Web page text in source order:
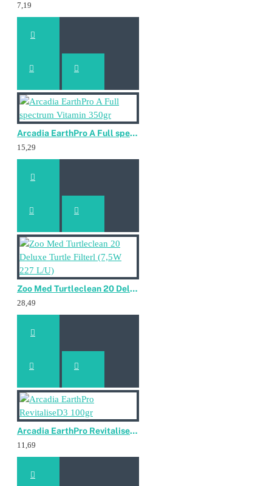
7,19
Arcadia EarthPro A Full spectrum Vitamin 350gr
15,29
Zoo Med Turtleclean 20 Deluxe Turtle Filterl (7,5W 227 L/U)
28,49
Arcadia EarthPro RevitaliseD3 100gr
11,69